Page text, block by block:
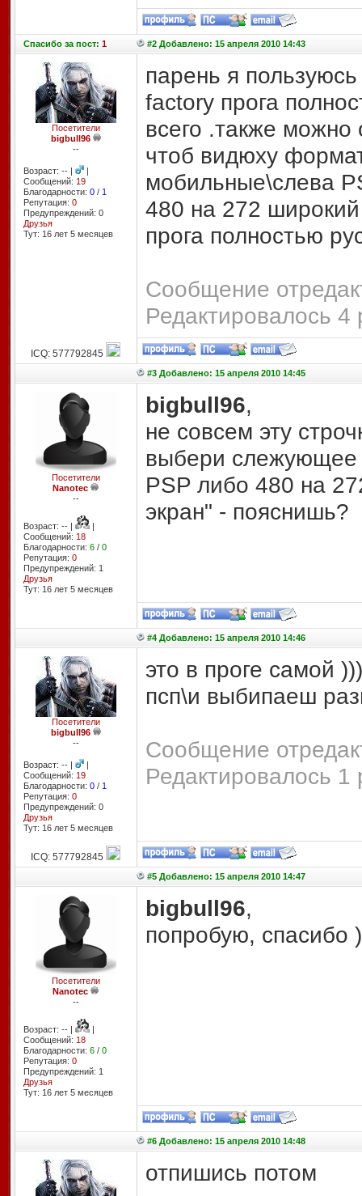
Спасибоза пост: 1 #2 Добавлено: 15 апреля 2010 14:43
Посетители
bigbull96
--
Возраст: -- |
|
Сообщений: 19
Благодарности: 0/ 1
Репутация: 0
Предупреждений: 0
Друзья
Тут: 16 лет 5 месяцев
парень я
factory прога
всего .также
чтоб видюху
мобильные\слева
480 на 272
прога полностью
Сообщение
Редактировалось 4
ICQ: 577792845
#3 Добавлено: 15 апреля 2010 14:45
Посетители
Nanotec
--
Возраст: -- |
|
Сообщений: 18
Благодарности: 6/ 0
Репутация: 0
Предупреждений: 1
Друзья
Тут: 16 лет 5 месяцев
bigbull96,
не совсем эту
выбери слежующее
PSP либо 480 на
экран" - пояснишь?
#4 Добавлено: 15 апреля 2010 14:46
Посетители
bigbull96
--
Возраст: -- |
|
Сообщений: 19
Благодарности: 0/ 1
Репутация: 0
Предупреждений: 0
Друзья
Тут: 16 лет 5 месяцев
это в проге самой
псп\и выбипаеш
Сообщение
Редактировалось 1
ICQ: 577792845
#5 Добавлено: 15 апреля 2010 14:47
Посетители
Nanotec
--
Возраст: -- |
|
Сообщений: 18
Благодарности: 6/ 0
Репутация: 0
Предупреждений: 1
Друзья
Тут: 16 лет 5 месяцев
bigbull96,
попробую, спасибо )
#6 Добавлено: 15 апреля 2010 14:48
отпишись потом